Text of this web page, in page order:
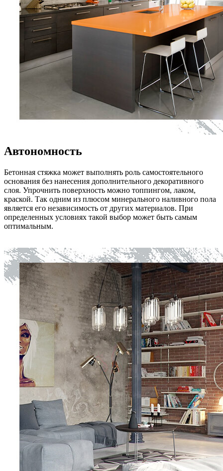
Автономность
Бетонная стяжка может выполнять роль самостоятельного
основания без нанесения дополнительного декоративного
слоя. Упрочнить поверхность можно топпингом, лаком,
краской. Так одним из плюсом минерального наливного пола
является его независимость от других материалов. При
определенных условиях такой выбор может быть самым
оптимальным.